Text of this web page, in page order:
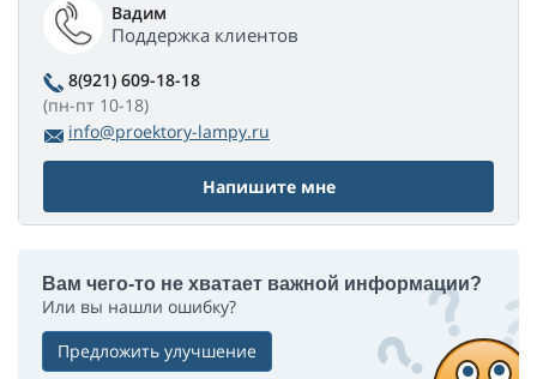
Вадим
Поддержка клиентов
8(921) 609-18-18
(пн-пт 10-18)
info@proektory-lampy.ru
Напишите мне
Вам чего-то не хватает важной информации?
Или вы нашли ошибку?
Предложить улучшение